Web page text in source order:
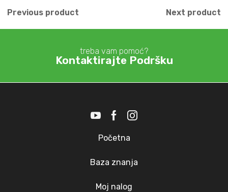
Previous product Next product
treba vam pomoć?
Kontaktirajte Podršku
Početna
Baza znanja
Moj nalog